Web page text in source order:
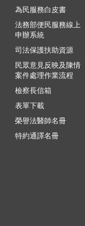
為民服務白皮書
法務部便民服務線上
申辦系統
司法保護扶助資源
民眾意見反映及陳情
案件處理作業流程
檢察長信箱
表單下載
榮譽法醫師名冊
特約通譯名冊